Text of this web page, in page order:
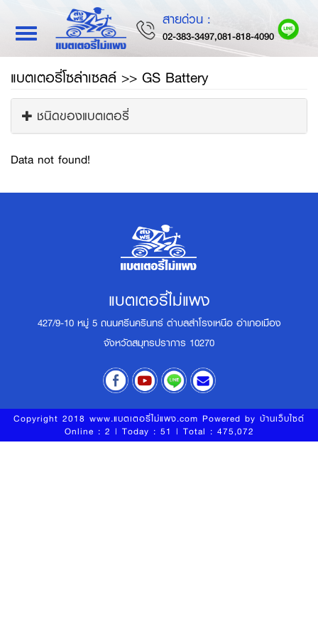
Toggle
navigation
สายด่วน :
02-383-3497,081-818-4090
แบตเตอรี่โซล่าเซลล์ >> GS Battery
ชนิดของแบตเตอรี่
Data not found!
แบตเตอรี่ไม่แพง
427/9-10 หมู่ 5 ถนนศรีนครินทร์ ตำบลสำโรงเหนือ อำเภอเมือง
จังหวัดสมุทรปราการ 10270
Copyright 2018 www.แบตเตอรี่ไม่แพง.com Powered by บ้านเว็บไซต์
Online : 2 | Today : 51 | Total : 475,072